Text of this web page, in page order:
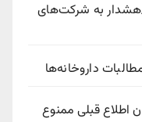
هشدار به شرکت‌های
داروخانه‌ها
اطلاع قبلی ممنوع